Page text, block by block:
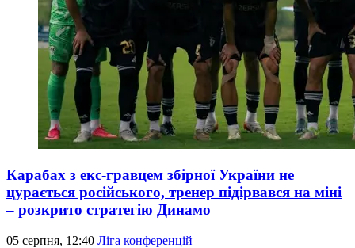
Карабах з екс-гравцем збірної України не
цурається російського, тренер підірвався на міні
– розкрито стратегію Динамо
05 серпня, 12:40 Ліга конференцій